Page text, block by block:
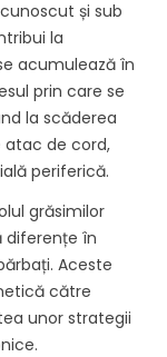
și sub
la
acumulează în
prin care se
la scăderea
atac de cord,
periferică.
grăsimilor
diferențe în
Aceste
către
unor strategii